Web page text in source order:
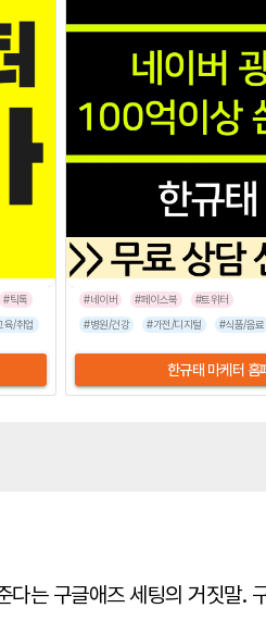
#틱톡
육/취업 #금융/보험 #이벤트/행사 #병원/건강 #
#네이버 #페이스북
#트위터
#병원/건강
#가전/디지털 #식품/음료
한규태 마케터 홈